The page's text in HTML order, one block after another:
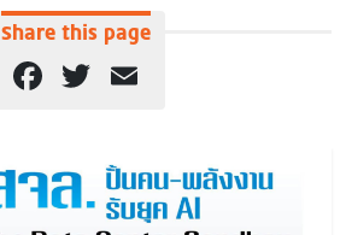
Share this page
Facebook
Twitter